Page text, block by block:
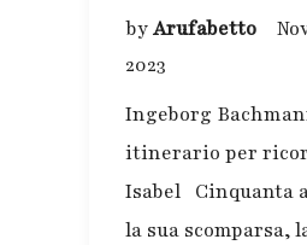
byArufabetto
2023
Ingeborg
itinerario per
Isabel Cinquanta
la sua scomparsa,